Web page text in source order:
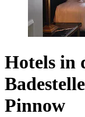
Hotels in
Pinnow